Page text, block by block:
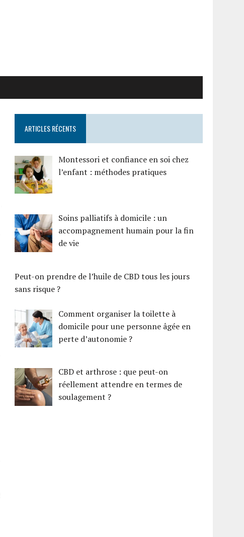
ARTICLES RÉCENTS
Montessori et confiance en soi chez
l’enfant : méthodes pratiques
Soins palliatifs à domicile : un
accompagnement humain pour la fin
de vie
Peut-on prendre de l’huile de CBD tous les jours
sans risque ?
Comment organiser la toilette à
domicile pour une personne âgée en
perte d’autonomie ?
CBD et arthrose : que peut-on
réellement attendre en termes de
soulagement ?